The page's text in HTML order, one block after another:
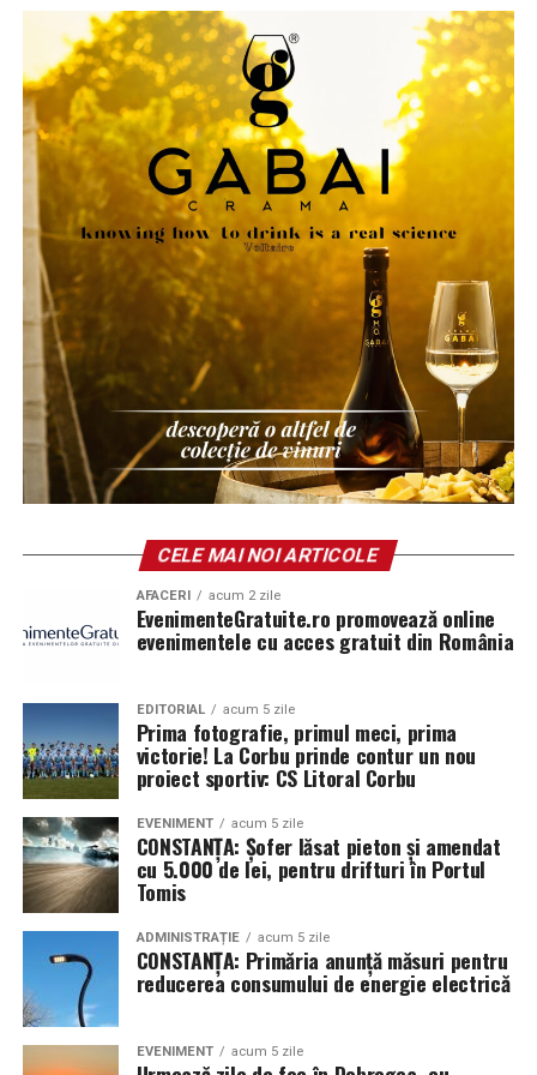
Parfumurile echilibrate, construite pe contraste între
prospețime și note de bază persistente, tind să evolueze
mai armonios pe piele în sezonul cald.
Două parfumuri inspirate de vară și de parfumeria
de nișă
Pornind de la această tendință, Oriflame completează
colecția Top Scents cu două noi parfumuri create
împreună cu Givaudan, unul dintre liderii mondiali în
parfumeria fină.
La La Lime
– prospețime reinterpretată
Dacă preferi parfumurile fresh, luminoase și energice, La
Parfumul este construit în jurul lime-ului peruvian,
completat de un acord de lenjerie proaspăt spălată și
Akigalawood, o notă lemnoasă modernă care oferă
al zilei.
Tropic Thunder
Pentru cei care preferă parfumurile mai calde și
senzuale, Tropic Thunder propune o atmosferă complet
diferită.
Smochina coaptă, laptele de cocos și lemnul de santal
construiesc o compoziție inspirată de zilele petrecute la
soare și de energia destinațiilor tropicale. Este un
parfum care îmbină prospețimea fructelor cu confortul
CELE MAI NOI ARTICOLE
AFACERI acum 2 zile
EvenimenteGratuite.ro promovează online
evenimentele cu acces gratuit din România
EDITORIAL acum 5 zile
Prima fotografie, primul meci, prima
victorie! La Corbu prinde contur un nou
proiect sportiv: CS Litoral Corbu
EVENIMENT acum 5 zile
CONSTANȚA: Șofer lăsat pieton și amendat
cu 5.000 de lei, pentru drifturi în Portul
Tomis
ADMINISTRAȚIE acum 5 zile
CONSTANȚA: Primăria anunță măsuri pentru
reducerea consumului de energie electrică
EVENIMENT acum 5 zile